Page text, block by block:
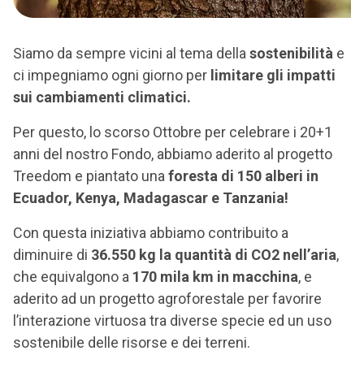
Siamo da sempre vicini al tema dellasostenibilità e
ci impegniamo ogni giorno per limitare gli impatti
sui cambiamenti climatici.
Per questo, lo scorso Ottobre per celebrare i 20+1
anni del nostro Fondo, abbiamo aderito al progetto
Treedom e piantato unaforesta di 150 alberi in
Ecuador, Kenya, Madagascar e Tanzania!
Con questa iniziativa abbiamo contribuito a
diminuire di 36.550 kg la quantità di CO2 nell’aria,
che equivalgono a 170 mila km in macchina, e
aderito ad un progetto agroforestale per favorire
l’interazione virtuosa tra diverse specie ed un uso
sostenibile delle risorse e dei terreni.